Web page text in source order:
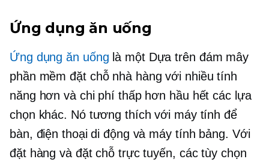
Ứng dụng ăn uống
Ứng dụng ăn uống là một Dựa trên đám mây
phần mềm đặt chỗ nhà hàng với nhiều tính
năng hơn và chi phí thấp hơn hầu hết các lựa
chọn khác. Nó tương thích với máy tính để
bàn, điện thoại di động và máy tính bảng. Với
đặt hàng và đặt chỗ trực tuyến, các tùy chọn